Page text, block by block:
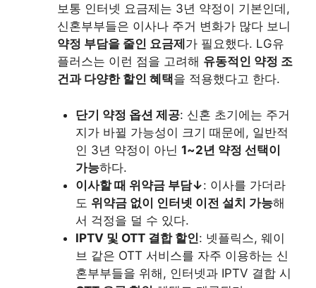
보통 인터넷 요금제는 3년 약정이 기본인데,
신혼부부들은 이사나 주거 변화가 많다 보니
약정 부담을 줄인 요금제 가 필요했다. LG유
플러스는 이런 점을 고려해 유동적인 약정 조
건과 다양한 할인 혜택을 적용했다고 한다.
단기 약정 옵션 제공: 신혼 초기에는 주거
지가 바뀔 가능성이 크기 때문에, 일반적
인 3년 약정이 아닌 1~2년 약정 선택이
가능하다.
이사할 때 위약금 부담↓: 이사를 가더라
도 위약금 없이 인터넷 이전 설치 가능해
서 걱정을 덜 수 있다.
IPTV 및 OTT 결합 할인: 넷플릭스, 웨이
브 같은 OTT 서비스를 자주 이용하는 신
혼부부들을 위해, 인터넷과 IPTV 결합 시